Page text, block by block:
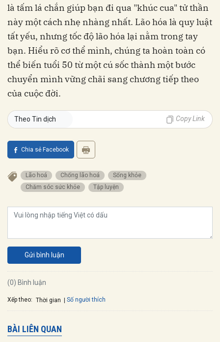
là tấm lá chắn giúp bạn đi qua "khúc cua" tử thần
này một cách nhẹ nhàng nhất. Lão hóa là quy luật
tất yếu, nhưng tốc độ lão hóa lại nằm trong tay
bạn. Hiểu rõ cơ thể mình, chúng ta hoàn toàn có
thể biến tuổi 50 từ một cú sốc thành một bước
chuyển mình vững chãi sang chương tiếp theo
của cuộc đời.
Theo Tin dịch Copy Link
Chia sẻ Facebook
lão hoá chống lão hoá
Sống khỏe
Chăm sóc sức khỏe
tập luyện
Gửi bình luận
(0) Bình luận
Xếp theo: Thời gian Số người thích
BÀI LIÊN QUAN